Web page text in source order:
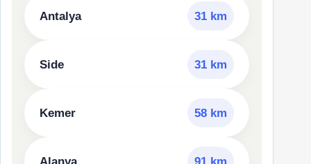
Antalya 31 km
Side 31 km
Kemer 58 km